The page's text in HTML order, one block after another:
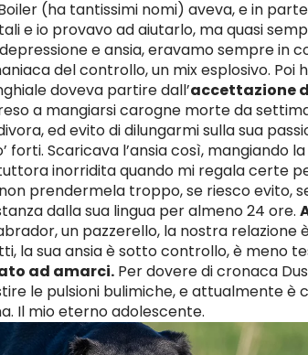
(ha tantissimi nomi) aveva, e in
e io provavo ad aiutarlo, ma quasi
e ansia, eravamo sempre in
del controllo, un mix esplosivo. Poi
doveva partire dall’accettazione
a mangiarsi carogne morte da
ed evito di dilungarmi sulla sua
Scaricava l’ansia così, mangiando la
inorridita quando mi regala certe
prendermela troppo, se riesco evito,
dalla sua lingua per almeno 24 ore.
un pazzerello, la nostra relazione
la sua ansia è sotto controllo, è meno
ad amarci. Per dovere di cronaca
le pulsioni bulimiche, e attualmente è
Il mio eterno adolescente.